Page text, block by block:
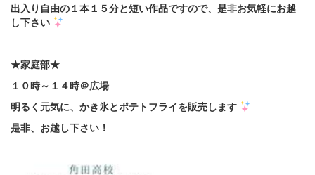
出入り自由の１本１５分と短い作品ですので、是非お気軽にお越
し下さい
★家庭部★
１０時～１４時＠広場
明るく元気に、かき氷とポテトフライを販売します
是非、お越し下さい！